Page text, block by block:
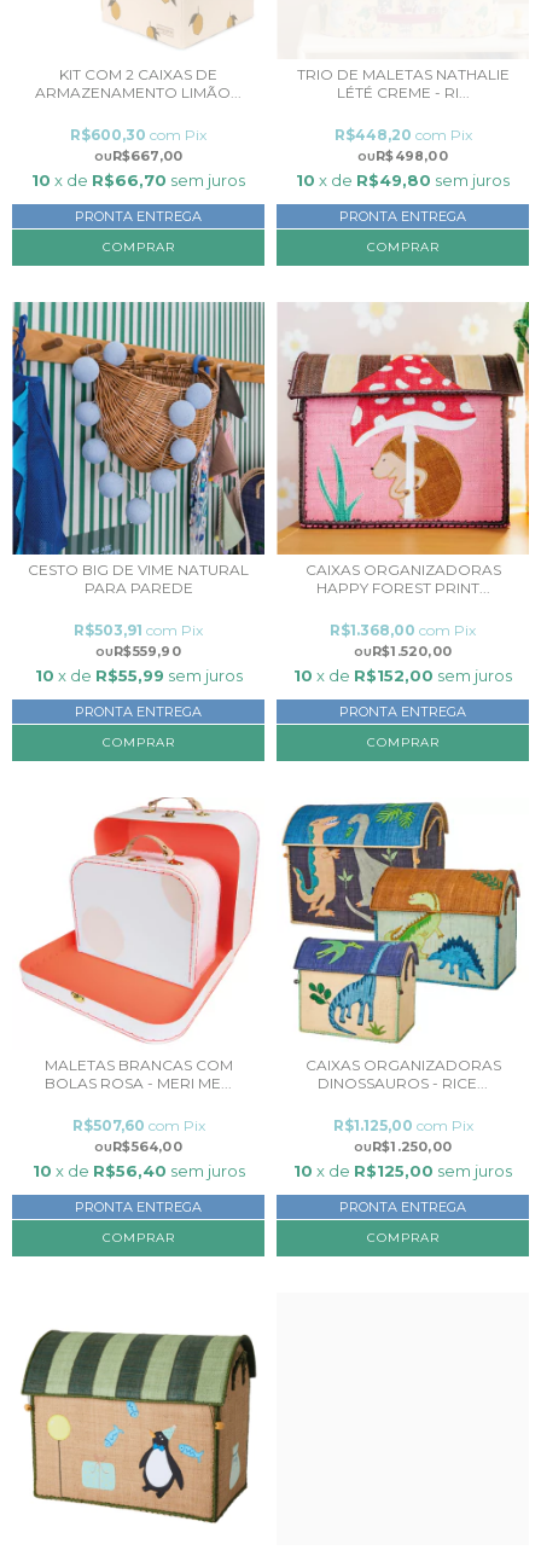
KIT COM 2 CAIXAS DE
ARMAZENAMENTO LIMÃO...
R$667,00
R$600,30 com Pix
10 x de R$66,70 sem juros
PRONTA ENTREGA
TRIO DE MALETAS NATHALIE
LÉTÉ CREME - RI...
R$498,00
R$448,20 com Pix
10 x de R$49,80 sem juros
PRONTA ENTREGA
CESTO BIG DE VIME NATURAL
PARA PAREDE
R$559,90
R$503,91 com Pix
10 x de R$55,99 sem juros
PRONTA ENTREGA
CAIXAS ORGANIZADORAS
HAPPY FOREST PRINT...
R$1.520,00
R$1.368,00 com Pix
10 x de R$152,00 sem juros
PRONTA ENTREGA
COMPRAR
MALETAS BRANCAS COM
BOLAS ROSA - MERI ME...
R$564,00
R$507,60 com Pix
10 x de R$56,40 sem juros
PRONTA ENTREGA
CAIXAS ORGANIZADORAS
DINOSSAUROS - RICE...
R$1.250,00
R$1.125,00 com Pix
10 x de R$125,00 sem juros
PRONTA ENTREGA
COMPRAR